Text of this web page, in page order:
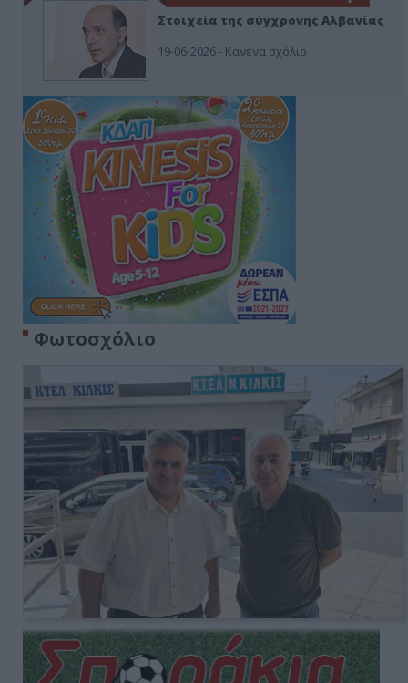
Στοιχεία της σύγχρονης Αλβανίας
19-06-2026 - Κανένα σχόλιο
Φωτοσχόλιο